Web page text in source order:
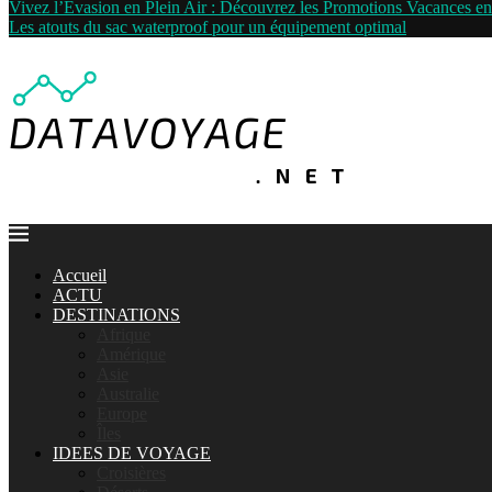
Vivez l’Évasion en Plein Air : Découvrez les Promotions Vacances
Les atouts du sac waterproof pour un équipement optimal
Accueil
ACTU
DESTINATIONS
IDEES DE VOYAGE